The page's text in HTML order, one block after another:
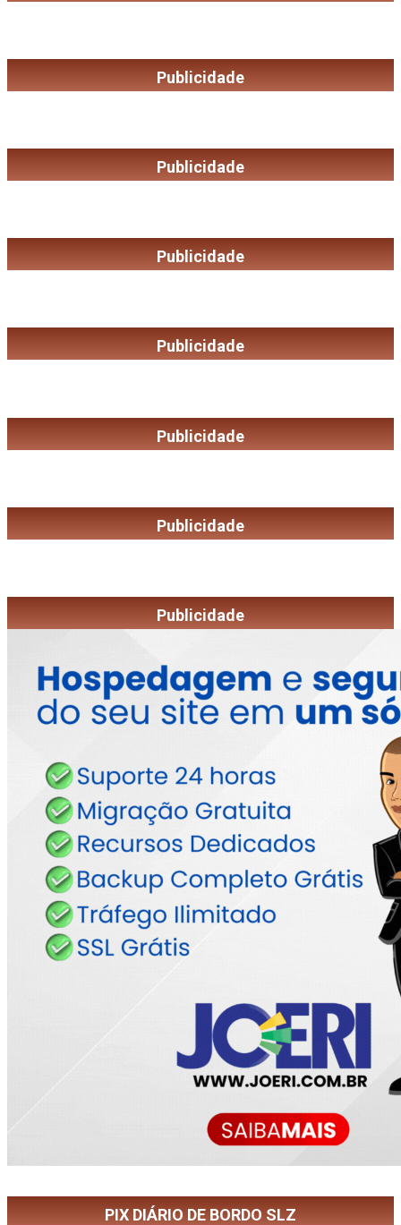
Publicidade
Publicidade
Publicidade
Publicidade
Publicidade
Publicidade
Publicidade
PIX DIÁRIO DE BORDO SLZ